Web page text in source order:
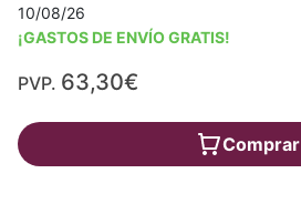
10/08/26
¡GASTOS DE ENVÍO GRATIS!
PVP. 63,30€
Comprar